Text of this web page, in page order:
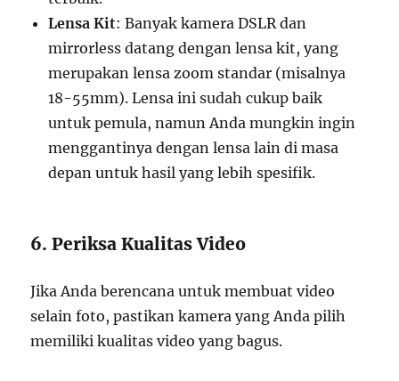
Lensa Kit: Banyak kamera DSLR dan
mirrorless datang dengan lensa kit, yang
merupakan lensa zoom standar (misalnya
18-55mm). Lensa ini sudah cukup baik
untuk pemula, namun Anda mungkin ingin
menggantinya dengan lensa lain di masa
depan untuk hasil yang lebih spesifik.
6. Periksa Kualitas Video
Jika Anda berencana untuk membuat video
selain foto, pastikan kamera yang Anda pilih
memiliki kualitas video yang bagus.